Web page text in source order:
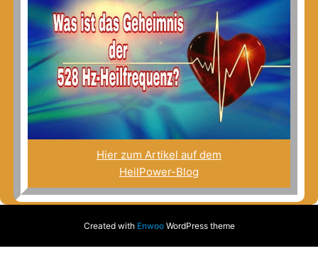
Hier zum Artikel auf dem
HeilPower-Blog
Created with EnwooWordPress theme